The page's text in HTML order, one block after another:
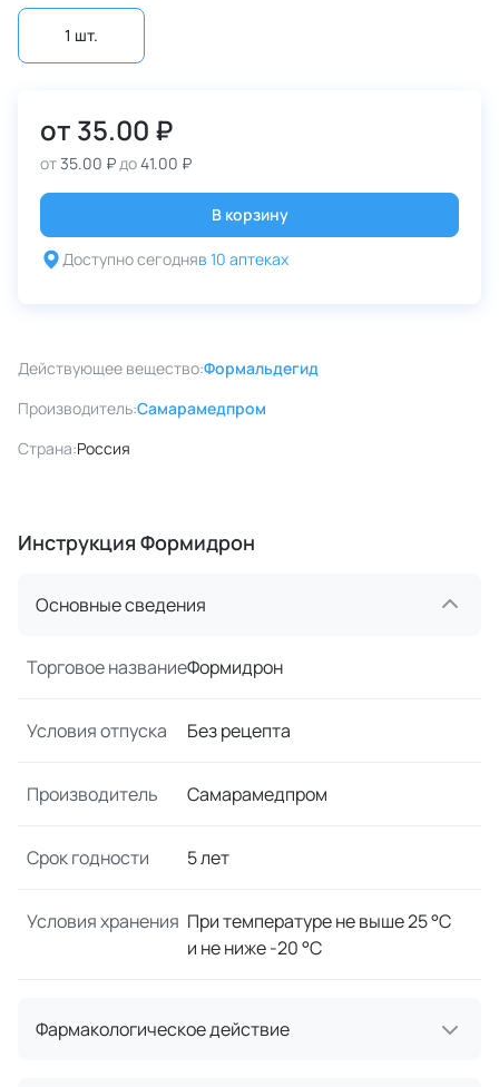
1 шт.
от 35.00 ₽
от35.00 ₽до41.00 ₽
В корзину
Доступно сегодняв 10 аптеках
Действующее вещество:Формальдегид
Производитель:Самарамедпром
Страна:Россия
Инструкция Формидрон
Основные сведения
Торговое названиеФормидрон
Условия отпуска Без рецепта
Производитель Самарамедпром
Срок годности 5 лет
Условия хранения При температуре не выше 25 °C
и не ниже -20 °C
Фармакологическое действие